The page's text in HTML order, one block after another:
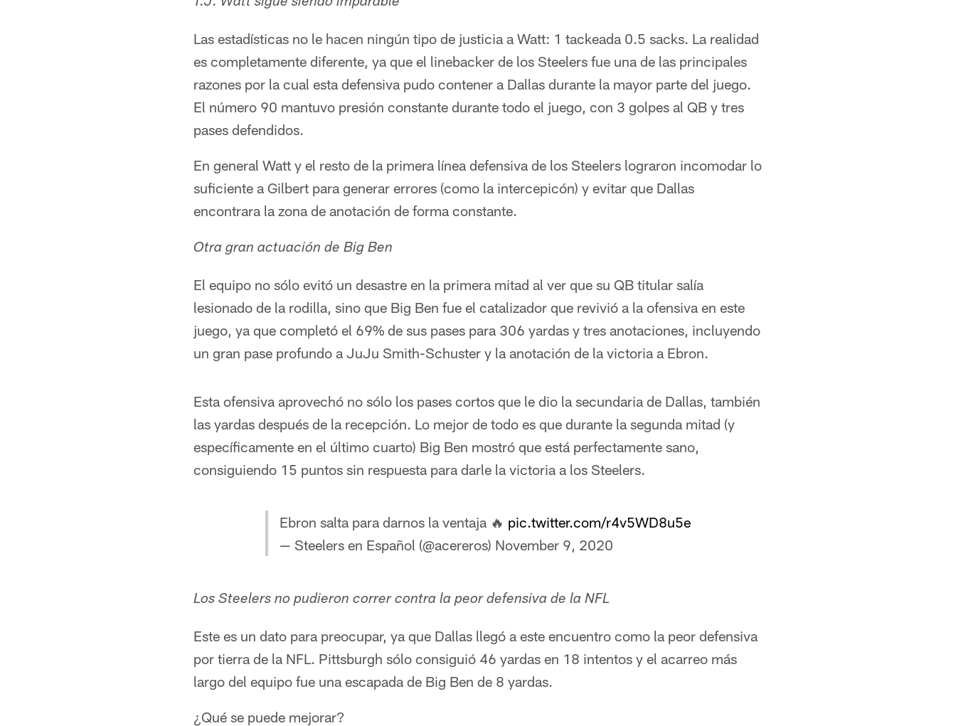
T.J. Watt sigue siendo imparable
Las estadísticas no le hacen ningún tipo de justicia a Watt: 1 tackeada 0.5 sacks. La realidad
es completamente diferente, ya que el linebacker de los Steelers fue una de las principales
razones por la cual esta defensiva pudo contener a Dallas durante la mayor parte del juego.
El número 90 mantuvo presión constante durante todo el juego, con 3 golpes al QB y tres
pases defendidos.
En general Watt y el resto de la primera línea defensiva de los Steelers lograron incomodar lo
suficiente a Gilbert para generar errores (como la intercepicón) y evitar que Dallas
encontrara la zona de anotación de forma constante.
Otra gran actuación de Big Ben
El equipo no sólo evitó un desastre en la primera mitad al ver que su QB titular salía
lesionado de la rodilla, sino que Big Ben fue el catalizador que revivió a la ofensiva en este
juego, ya que completó el 69% de sus pases para 306 yardas y tres anotaciones, incluyendo
un gran pase profundo a JuJu Smith-Schuster y la anotación de la victoria a Ebron.
Esta ofensiva aprovechó no sólo los pases cortos que le dio la secundaria de Dallas, también
las yardas después de la recepción. Lo mejor de todo es que durante la segunda mitad (y
específicamente en el último cuarto) Big Ben mostró que está perfectamente sano,
consiguiendo 15 puntos sin respuesta para darle la victoria a los Steelers.
Ebron salta para darnos la ventaja 🔥 pic.twitter.com/r4v5WD8u5e
— Steelers en Español (@acereros) November 9, 2020
Los Steelers no pudieron correr contra la peor defensiva de la NFL
Este es un dato para preocupar, ya que Dallas llegó a este encuentro como la peor defensiva
por tierra de la NFL. Pittsburgh sólo consiguió 46 yardas en 18 intentos y el acarreo más
largo del equipo fue una escapada de Big Ben de 8 yardas.
¿Qué se puede mejorar?